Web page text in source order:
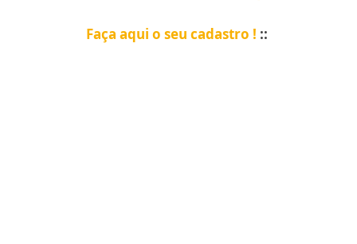
Faça aqui o seu cadastro ! ::